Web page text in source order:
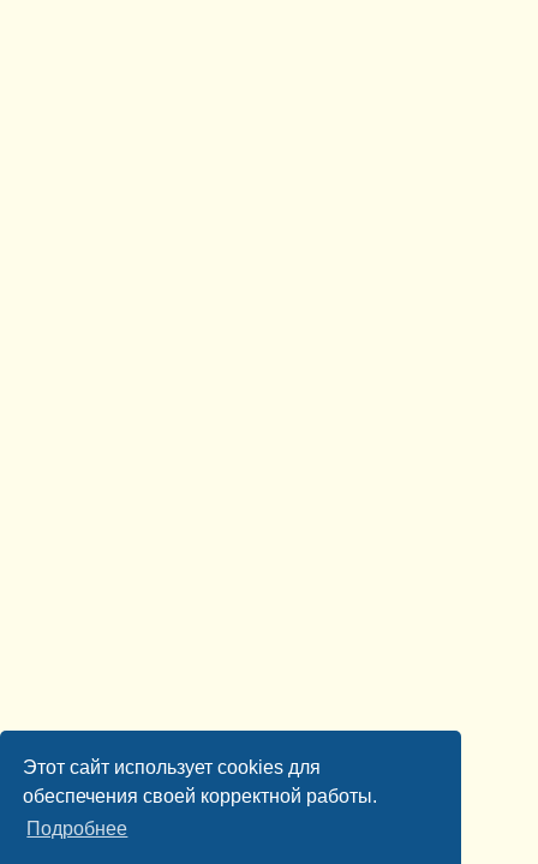
Этот сайт использует cookies для
обеспечения своей корректной работы.
Подробнее